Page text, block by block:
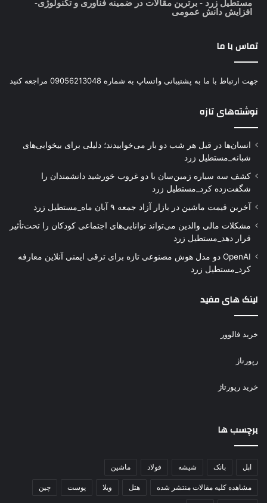
مستطیل زرد - برترین مقالات در ضمینه فناوری و تکنولوژی-
افزایش دانش عمومی
تماس با ما
جهت ارتباط با ما به پشتیبانی واتساپ به شماره 09056213048 مراجعه کنید
نوشته‌های تازه
انسان‌ها در قبل هر شب دو بار می‌خوابیدند؛ دلیلی برای بیخوابی‌های
شبانه_مستطیل زرد
کشف سه سیاره زمین‌سان با دو غروب خورشید دانشمندان را
شگفت‌زده کرد_مستطیل زرد
آخرین قیمت ماشین در بازار آزاد جمعه ۹ آبان ماه_مستطیل زرد
مشکلات مالی والدین می‌تواند توانایی‌های اجتماعی کودکان را تحت‌تأثیر
قرار دهد_مستطیل زرد
OpenAI دو مدل هوش مصنوعی تازه برای ترقی ایمنی آنلاین معارفه
کرد_مستطیل زرد
لینک های مفید
خرید فالوور
رپورتاژ
خرید رپورتاژ
برچسب ها
اپل بانک شیشه فولاد ماشین
مشاهده کلیه مقالات منتشر شده هتل ویلا پوست چین